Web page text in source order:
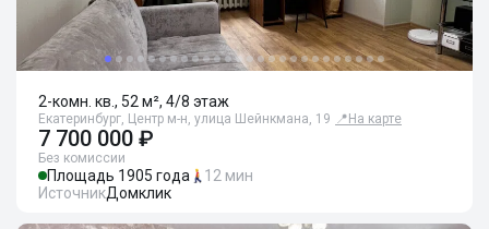
2-комн. кв., 52 м², 4/8 этаж
Екатеринбург, Центр м-н, улица Шейнкмана, 19 📍 На карте
7 700 000 ₽
Без комиссии
Площадь 1905 года
12 мин
ИсточникДомклик